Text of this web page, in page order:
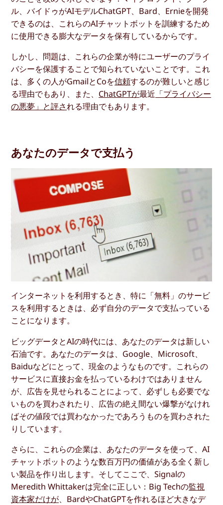
ル、バイドゥがAIモデルChatGPT、Bard、Ernieを開発
できるのは、これらのAIチャットボットを訓練するため
に使用できる膨大なデータを保有しているからです。
しかし、問題は、これらの企業が特にユーザーのプライ
バシーを保護することで知られていないことです。これ
は、多くの人がGmailとCoを信頼するのが難しいと感じ
る理由でもあり、また、 ChatGPTが最近 「プライバシー
の悪夢」と評される理由でもあります。
あなたのデータで支払う
インターネットを利用するとき、特に「無料」のサービ
スを利用するときは、必ず自分のデータで支払っている
ことになります。
ビッグデータとAIの時代には、あなたのデータは新しい
石油です。あなたのデータは、Google、Microsoft、
Baiduなどにとって、現金のようなものです。これらの
サービスに直接お金を払っているわけではありません
が、広告を見せられることによって、必ずしも必要でな
いものを買わされたり、広告の絶え間ない爆撃がなけれ
ばその値段では買わなかったであろうものを買わされた
りしています。
さらに、これらの企業は、あなたのデータを使って、AI
チャットボットのような数百万円の価値がある全く新し
い製品を作り出します。そしてここで、Signalの
Meredith Whittakerは完全に正しい：Big Techの監視
資本家だけが、BardやChatGPTを作れるほど大きなデ